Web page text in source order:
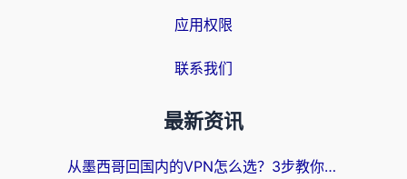
应用权限
联系我们
最新资讯
从墨西哥回国内的VPN怎么选？3步教你无缝刷剧、玩国服游戏